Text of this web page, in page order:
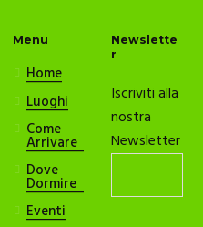
Menu
Home
Luoghi
Come
Arrivare
Dove
Dormire
Eventi
Newslette
r
Iscriviti alla
nostra
Newsletter